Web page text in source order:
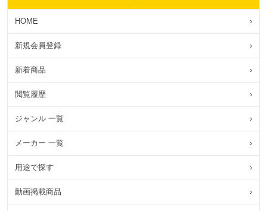
HOME ›
新規会員登録 ›
新着商品 ›
閲覧履歴 ›
ジャンル 一覧 ›
メーカー 一覧 ›
用途で探す ›
動画掲載商品 ›